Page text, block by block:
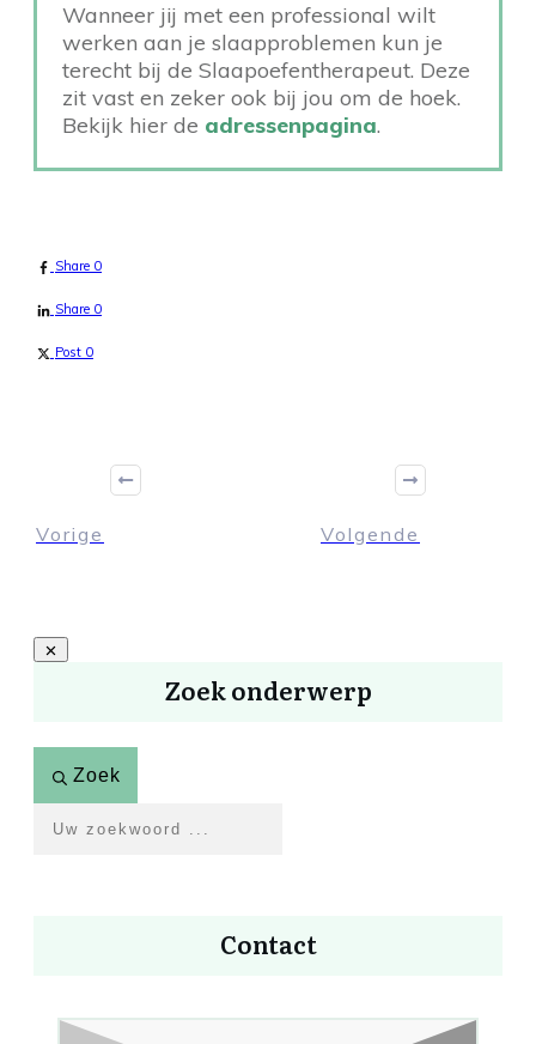
Wanneer jij met een professional wilt
werken aan je slaapproblemen kun je
terecht bij de Slaapoefentherapeut. Deze
zit vast en zeker ook bij jou om de hoek.
Bekijk hier de adressenpagina.
Share 0
Share 0
Post 0
Vorige Volgende
Zoek onderwerp
Zoek
Contact